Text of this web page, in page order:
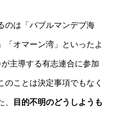
のは「バブルマンデブ海
「オマーン湾」といったよ
主導する有志連合に参加
ことは決定事項でもなく
目的不明のどうしようも